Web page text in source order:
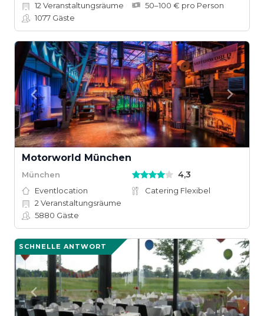
12 Veranstaltungsräume
50–100 € pro Person
1077 Gäste
Motorworld München
München 4,3
Eventlocation
Catering Flexibel
2 Veranstaltungsräume
5880 Gäste
SCHNELLE ANTWORT